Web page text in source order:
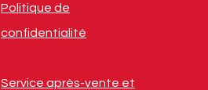
Politique de
confidentialité
Service après-vente et